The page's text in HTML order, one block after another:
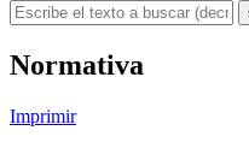
Normativa
Imprimir